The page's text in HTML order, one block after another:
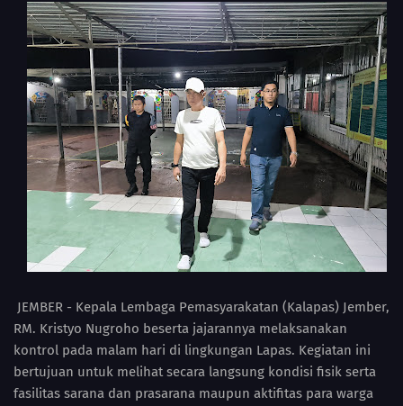
JEMBER - Kepala Lembaga Pemasyarakatan (Kalapas) Jember,
RM. Kristyo Nugroho beserta jajarannya melaksanakan
kontrol pada malam hari di lingkungan Lapas. Kegiatan ini
bertujuan untuk melihat secara langsung kondisi fisik serta
fasilitas sarana dan prasarana maupun aktifitas para warga